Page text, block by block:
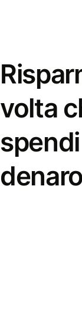
volta
denaro